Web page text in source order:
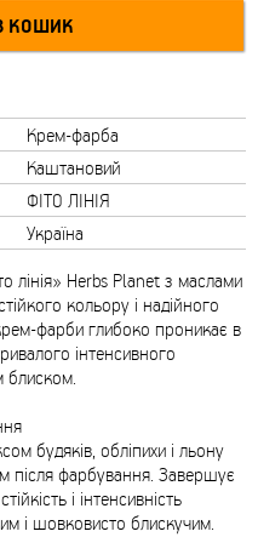
Крем-фарба
Каштановий
ФІТО ЛІНІЯ
Україна
лінія» Нerbs Planet з маслами
кольору і надійного
фарби глибоко проникає в
інтенсивного
блиском.
будяків, обліпихи і льону
після фарбування. Завершує
і інтенсивність
і шовковисто блискучим.